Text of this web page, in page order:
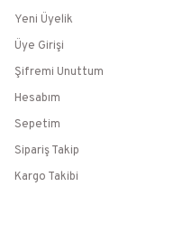
Yeni Üyelik
Üye Girişi
Şifremi Unuttum
Hesabım
Sepetim
Sipariş Takip
Kargo Takibi